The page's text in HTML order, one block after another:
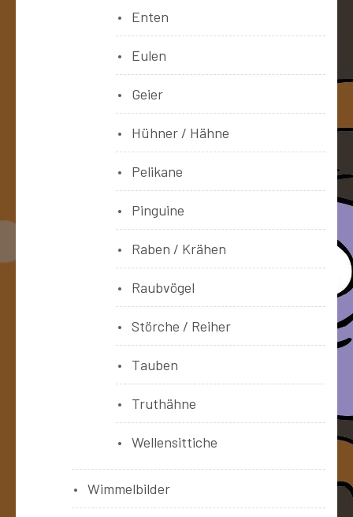
Enten
Eulen
Geier
Hühner / Hähne
Pelikane
Pinguine
Raben / Krähen
Raubvögel
Störche / Reiher
Tauben
Truthähne
Wellensittiche
Wimmelbilder